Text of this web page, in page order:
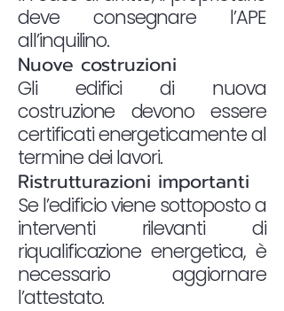
deve consegnare l’APE
all’inquilino.
Nuove costruzioni
Gli edifici di nuova
costruzione devono essere
certificati energeticamente al
termine dei lavori.
Ristrutturazioni importanti
Se l’edificio viene sottoposto a
interventi rilevanti di
riqualificazione energetica, è
necessario aggiornare
l’attestato.